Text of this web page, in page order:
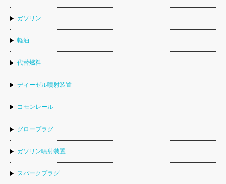
ガソリン
軽油
代替燃料
ディーゼル噴射装置
コモンレール
グロープラグ
ガソリン噴射装置
スパークプラグ